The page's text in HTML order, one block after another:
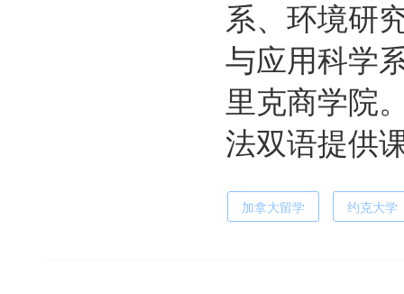
系、环境研
与应用科学
里克商学院
法双语提供
加拿大留学 约克大学